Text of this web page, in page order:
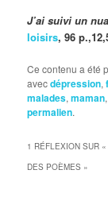
J’ai suivi un
loisirs, 96
Ce contenu a été
avecdépression,
malades,maman
permalien.
1 RÉFLEXION SUR
DES POÈMES »